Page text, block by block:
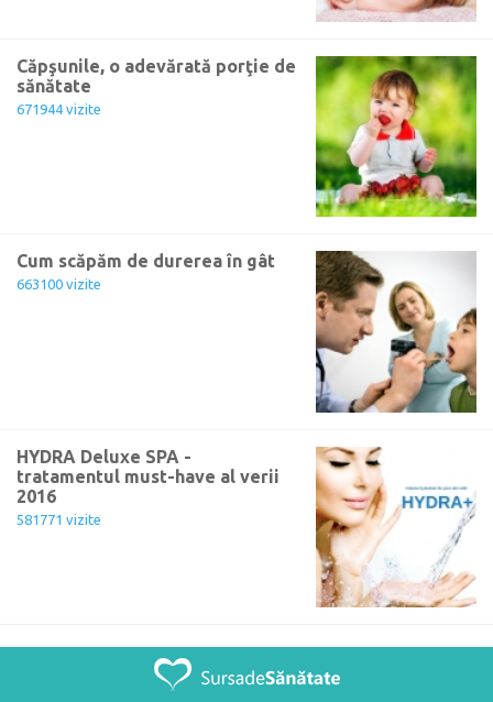
Căpşunile, o adevărată porţie de
sănătate
671944 vizite
Cum scăpăm de durerea în gât
663100 vizite
HYDRA Deluxe SPA -
tratamentul must-have al verii
2016
581771 vizite